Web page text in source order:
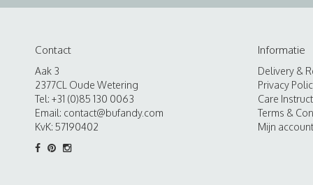
Contact
Aak 3
2377CL Oude Wetering
Tel: +31 (0)85 130 0063
Email: contact@bufandy.com
KvK: 57190402
Informatie
Delivery &
Privacy
Care
Terms &
Mijn account